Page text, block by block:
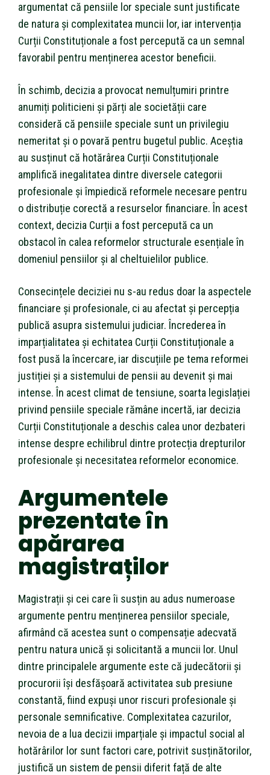
argumentat că pensiile lor speciale sunt justificate
de natura și complexitatea muncii lor, iar intervenția
Curții Constituționale a fost percepută ca un semnal
favorabil pentru menținerea acestor beneficii.
În schimb, decizia a provocat nemulțumiri printre
anumiți politicieni și părți ale societății care
consideră că pensiile speciale sunt un privilegiu
nemeritat și o povară pentru bugetul public. Aceștia
au susținut că hotărârea Curții Constituționale
amplifică inegalitatea dintre diversele categorii
profesionale și împiedică reformele necesare pentru
o distribuție corectă a resurselor financiare. În acest
context, decizia Curții a fost percepută ca un
obstacol în calea reformelor structurale esențiale în
domeniul pensiilor și al cheltuielilor publice.
Consecințele deciziei nu s-au redus doar la aspectele
financiare și profesionale, ci au afectat și percepția
publică asupra sistemului judiciar. Încrederea în
imparțialitatea și echitatea Curții Constituționale a
fost pusă la încercare, iar discuțiile pe tema reformei
justiției și a sistemului de pensii au devenit și mai
intense. În acest climat de tensiune, soarta legislației
privind pensiile speciale rămâne incertă, iar decizia
Curții Constituționale a deschis calea unor dezbateri
intense despre echilibrul dintre protecția drepturilor
profesionale și necesitatea reformelor economice.
Argumentele
prezentate în
apărarea
magistraților
Magistrații și cei care îi susțin au adus numeroase
argumente pentru menținerea pensiilor speciale,
afirmând că acestea sunt o compensație adecvată
pentru natura unică și solicitantă a muncii lor. Unul
dintre principalele argumente este că judecătorii și
procurorii își desfășoară activitatea sub presiune
constantă, fiind expuși unor riscuri profesionale și
personale semnificative. Complexitatea cazurilor,
nevoia de a lua decizii imparțiale și impactul social al
hotărârilor lor sunt factori care, potrivit susținătorilor,
justifică un sistem de pensii diferit față de alte